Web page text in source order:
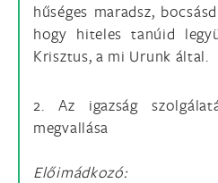
hűséges maradsz,
hogy hiteles tanúid
Krisztus, a mi Urunk által.
2. Az igazság
megvallása
Előimádkozó: